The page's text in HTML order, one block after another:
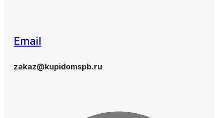
Email
zakaz@kupidomspb.ru